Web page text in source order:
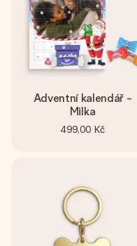
Adventní kalendář -
Milka
499,00 Kč